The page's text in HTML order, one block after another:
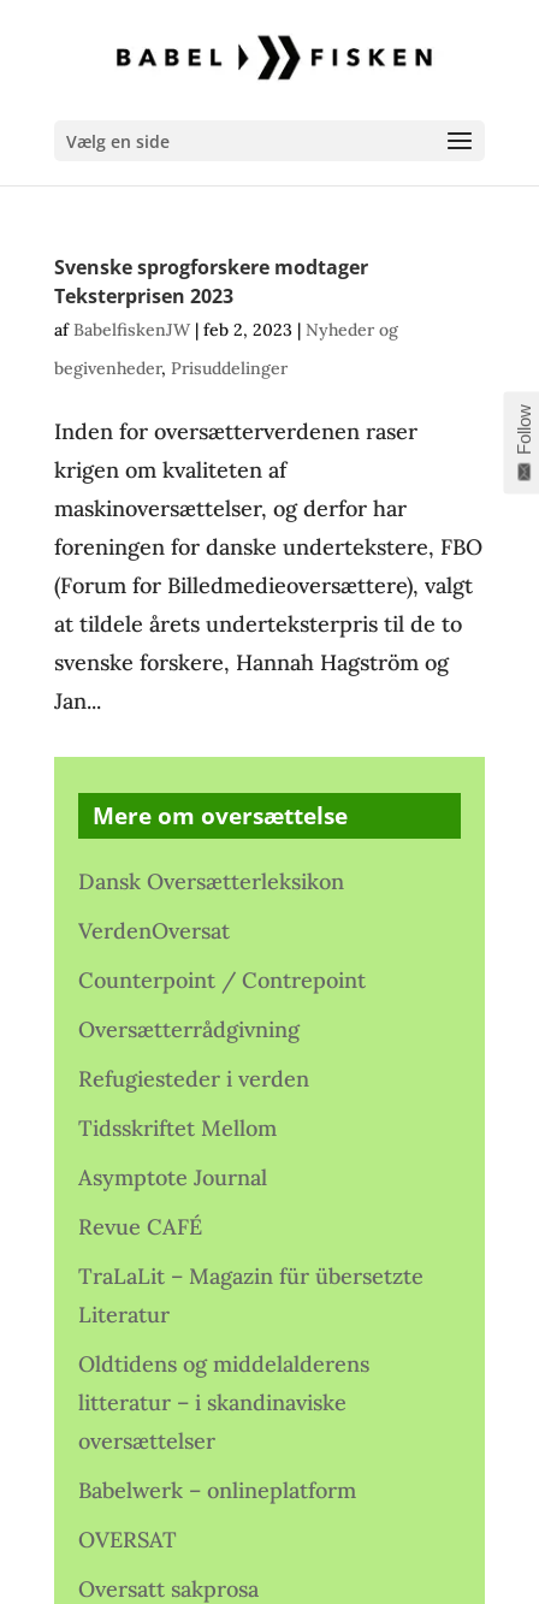
Vælg en side
Svenske sprogforskere modtager
Teksterprisen 2023
afBabelfiskenJW| feb 2, 2023| Nyheder og
begivenheder, Prisuddelinger
Inden for oversætterverdenen raser
krigen om kvaliteten af
maskinoversættelser, og derfor har
foreningen for danske undertekstere, FBO
(Forum for Billedmedieoversættere), valgt
at tildele årets underteksterpris til de to
svenske forskere, Hannah Hagström og
Jan...
Mere om oversættelse
Dansk Oversætterleksikon
VerdenOversat
Counterpoint / Contrepoint
Oversætterrådgivning
Refugiesteder i verden
Tidsskriftet Mellom
Asymptote Journal
Revue CAFÉ
TraLaLit – Magazin für übersetzte
Literatur
Oldtidens og middelalderens
litteratur – i skandinaviske
oversættelser
Babelwerk – onlineplatform
OVERSAT
Oversatt sakprosa
Follow